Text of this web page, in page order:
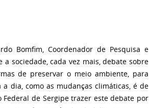
Bomfim, Coordenador de Pesquisa e
sociedade, cada vez mais, debate sobre
de preservar o meio ambiente, para
dia, como as mudanças climáticas, é de
de Sergipe trazer este debate por